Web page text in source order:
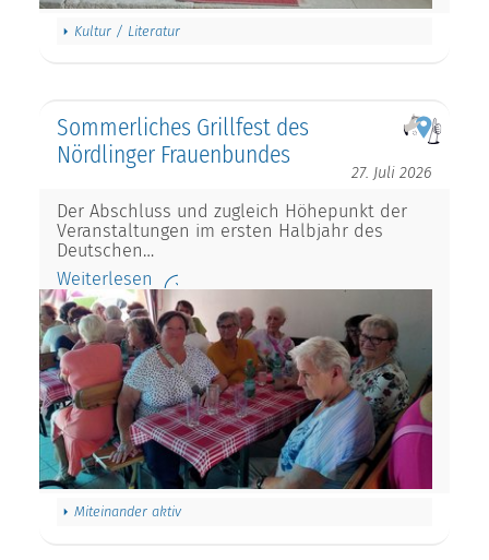
Kultur / Literatur
Sommerliches Grillfest des
Nördlinger Frauenbundes
27. Juli 2026
Der Abschluss und zugleich Höhepunkt der
Veranstaltungen im ersten Halbjahr des
Deutschen…
Weiterlesen
Miteinander aktiv